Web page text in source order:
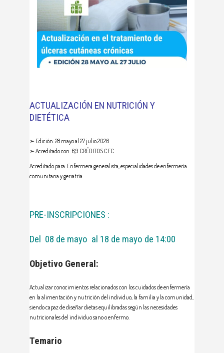
ACTUALIZACIÓN EN NUTRICIÓN Y
DIETÉTICA
➢ Edición: 28 mayo al 27 julio 2026
➢ Acreditado con: 6,9 CRÉDITOS CFC
Acreditado para: Enfermera generalista, especialidades de enfermería
comunitaria y geriatría.
PRE-INSCRIPCIONES :
Del 08 de mayo al 18 de mayo de 14:00
Objetivo General:
Actualizar conocimientos relacionados con los cuidados de enfermería
en la alimentación y nutrición del individuo, la familia y la comunidad,
siendo capaz de diseñar dietas equilibradas según las necesidades
nutricionales del individuo sano o enfermo.
Temario